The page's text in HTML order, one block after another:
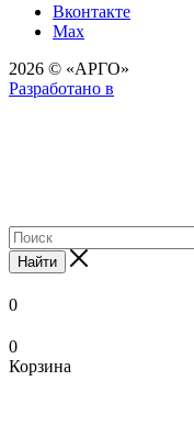
Вконтакте
Max
2026 © «АРГО»
Разработано в
Найти
0
0
Корзина